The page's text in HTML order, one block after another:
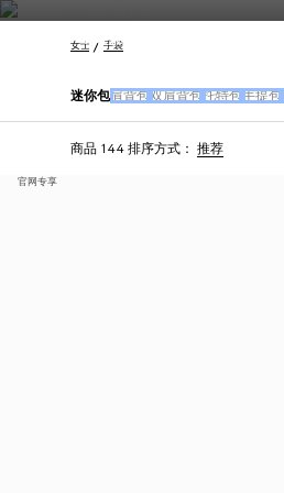
联系我们
女士 手袋
迷你包肩背包 双肩背包 托特包 手提包
商品 144 排序方式： 推荐
官网专享